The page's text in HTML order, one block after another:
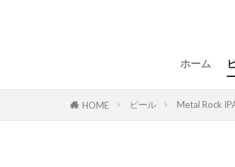
ホーム
HOME ビール Metal Rock